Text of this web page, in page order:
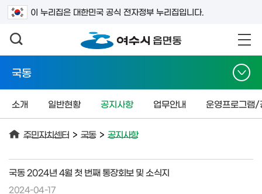
이 누리집은 대한민국 공식 전자정부 누리집입니다.
검색어를 입력하세요
국동
소개 일반현황 공지사항 업무안내 운영프로그램/
주민자치센터 > 국동 > 공지사항
국동 2024년 4월 첫 번째 통장회보 및 소식지
2024-04-17